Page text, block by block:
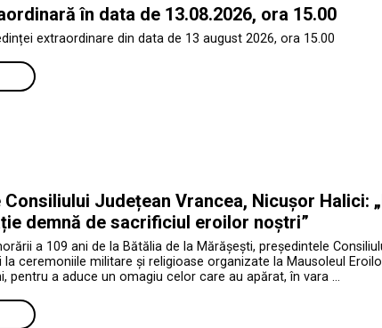
în data de 13.08.2026, ora 15.00
extraordinare din data de 13 august 2026, ora 15.00
Județean Vrancea, Nicușor Halici:
demnă de sacrificiul eroilor noștri”
a 109 ani de la Bătălia de la Mărășești, președintele
ceremoniile militare și religioase organizate la Mausoleul
pentru a aduce un omagiu celor care au apărat, în vara …